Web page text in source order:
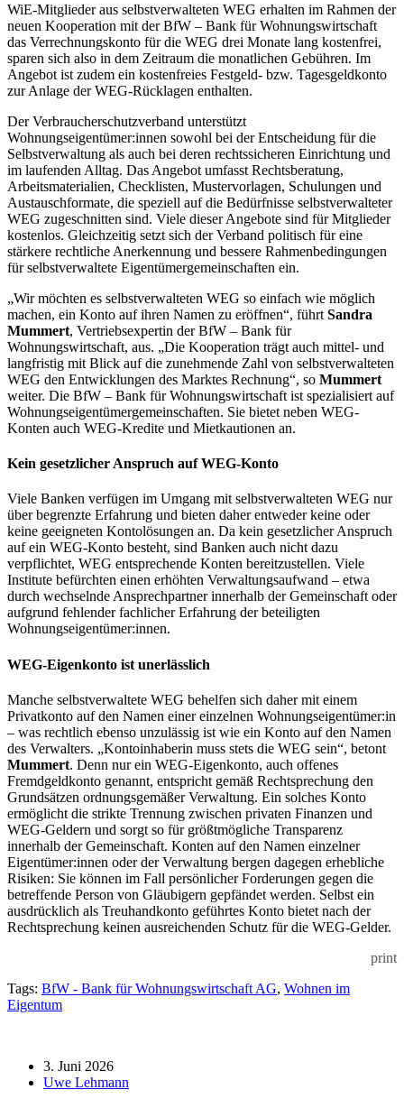
WiE-Mitglieder aus selbstverwalteten WEG erhalten im Rahmen der
neuen Kooperation mit der BfW – Bank für Wohnungswirtschaft
das Verrechnungskonto für die WEG drei Monate lang kostenfrei,
sparen sich also in dem Zeitraum die monatlichen Gebühren. Im
Angebot ist zudem ein kostenfreies Festgeld- bzw. Tagesgeldkonto
zur Anlage der WEG-Rücklagen enthalten.
Der Verbraucherschutzverband unterstützt
Wohnungseigentümer:innen sowohl bei der Entscheidung für die
Selbstverwaltung als auch bei deren rechtssicheren Einrichtung und
im laufenden Alltag. Das Angebot umfasst Rechtsberatung,
Arbeitsmaterialien, Checklisten, Mustervorlagen, Schulungen und
Austauschformate, die speziell auf die Bedürfnisse selbstverwalteter
WEG zugeschnitten sind. Viele dieser Angebote sind für Mitglieder
kostenlos. Gleichzeitig setzt sich der Verband politisch für eine
stärkere rechtliche Anerkennung und bessere Rahmenbedingungen
für selbstverwaltete Eigentümergemeinschaften ein.
„Wir möchten es selbstverwalteten WEG so einfach wie möglich
machen, ein Konto auf ihren Namen zu eröffnen“, führt Sandra
Mummert, Vertriebsexpertin der BfW – Bank für
Wohnungswirtschaft, aus. „Die Kooperation trägt auch mittel- und
langfristig mit Blick auf die zunehmende Zahl von selbstverwalteten
WEG den Entwicklungen des Marktes Rechnung“, so Mummert
weiter. Die BfW – Bank für Wohnungswirtschaft ist spezialisiert auf
Wohnungseigentümergemeinschaften. Sie bietet neben WEG-
Konten auch WEG-Kredite und Mietkautionen an.
Kein gesetzlicher Anspruch auf WEG-Konto
Viele Banken verfügen im Umgang mit selbstverwalteten WEG nur
über begrenzte Erfahrung und bieten daher entweder keine oder
keine geeigneten Kontolösungen an. Da kein gesetzlicher Anspruch
auf ein WEG-Konto besteht, sind Banken auch nicht dazu
verpflichtet, WEG entsprechende Konten bereitzustellen. Viele
Institute befürchten einen erhöhten Verwaltungsaufwand – etwa
durch wechselnde Ansprechpartner innerhalb der Gemeinschaft oder
aufgrund fehlender fachlicher Erfahrung der beteiligten
Wohnungseigentümer:innen.
WEG-Eigenkonto ist unerlässlich
Manche selbstverwaltete WEG behelfen sich daher mit einem
Privatkonto auf den Namen einer einzelnen Wohnungseigentümer:in
– was rechtlich ebenso unzulässig ist wie ein Konto auf den Namen
des Verwalters. „Kontoinhaberin muss stets die WEG sein“, betont
Mummert. Denn nur ein WEG-Eigenkonto, auch offenes
Fremdgeldkonto genannt, entspricht gemäß Rechtsprechung den
Grundsätzen ordnungsgemäßer Verwaltung. Ein solches Konto
ermöglicht die strikte Trennung zwischen privaten Finanzen und
WEG-Geldern und sorgt so für größtmögliche Transparenz
innerhalb der Gemeinschaft. Konten auf den Namen einzelner
Eigentümer:innen oder der Verwaltung bergen dagegen erhebliche
Risiken: Sie können im Fall persönlicher Forderungen gegen die
betreffende Person von Gläubigern gepfändet werden. Selbst ein
ausdrücklich als Treuhandkonto geführtes Konto bietet nach der
Rechtsprechung keinen ausreichenden Schutz für die WEG-Gelder.
print
Tags: BfW - Bank für Wohnungswirtschaft AG, Wohnen im
Eigentum
3. Juni 2026
Uwe Lehmann